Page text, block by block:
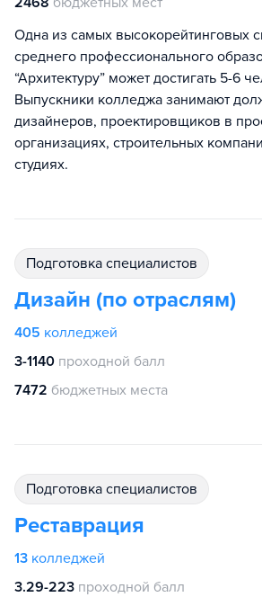
Одна из самых высокорейтинговых
среднего профессионального
“Архитектуру” может достигать 5-6
Выпускники колледжа занимают
дизайнеров, проектировщиков в
организациях, строительных
студиях.
подготовка специалистов
Дизайн (по отраслям)
405 колледжей
3-1140 проходной балл
7472 бюджетных места
подготовка специалистов
Реставрация
13 колледжей
3.29-223 проходной балл